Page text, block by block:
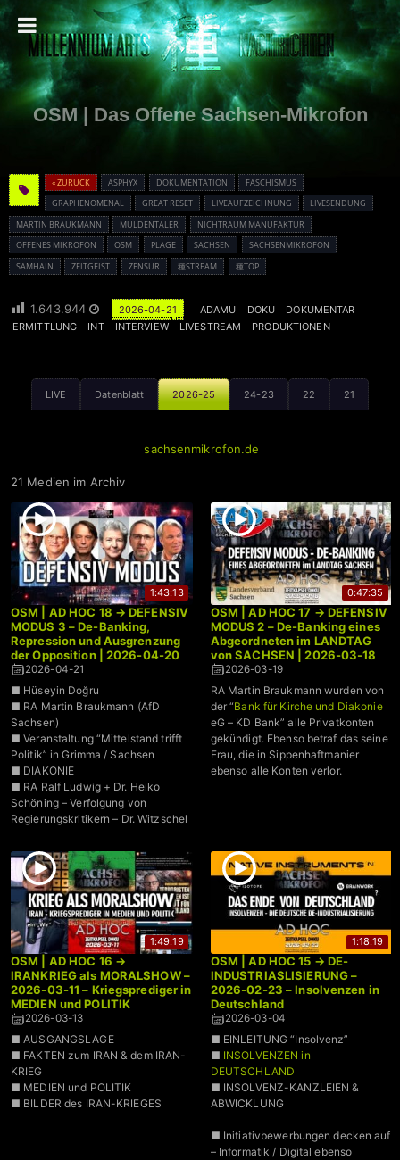
OSM | Das Offene Sachsen-Mikrofon
« ZURÜCK ASPHYX DOKUMENTATION
FASCHISMUS
GRAPHENOMENAL
GREAT RESET LIVEAUFZEICHNUNG
LIVESENDUNG
MARTIN BRAUKMANN
MULDENTALER
NICHTRAUM MANUFAKTUR
OFFENES MIKROFON
OSM PLAGE SACHSEN
SACHSENMIKROFON
SAMHAIN
ZEITGEIST ZENSUR 種STREAM 種TOP
1.643.944 2026-04-21 ADAMU DOKU
DOKUMENTAR
ERMITTLUNG
INT INTERVIEW LIVESTREAM PRODUKTIONEN
LIVE Datenblatt 2026-25 24-23 22 21
sachsenmikrofon.de
21 Medien im Archiv
1:43:13
OSM | AD HOC 18 → DEFENSIV
MODUS 3 – De-Banking,
Repression und Ausgrenzung
der Opposition | 2026-04-20
2026-04-21
■ Hüseyin Doğru
■ RA Martin Braukmann (AfD
Sachsen)
■ Veranstaltung “Mittelstand trifft
Politik” in Grimma / Sachsen
■ DIAKONIE
■ RA Ralf Ludwig + Dr. Heiko
Schöning – Verfolgung von
Regierungskritikern – Dr. Witzschel
0:47:35
OSM | AD HOC 17 → DEFENSIV
MODUS 2 – De-Banking eines
Abgeordneten im LANDTAG
von SACHSEN | 2026-03-18
2026-03-19
RA Martin Braukmann wurden von
der “Bank für Kirche und Diakonie
eG – KD Bank” alle Privatkonten
gekündigt. Ebenso betraf das seine
Frau, die in Sippenhaftmanier
ebenso alle Konten verlor.
1:49:19
OSM | AD HOC 16 →
IRANKRIEG als MORALSHOW –
2026-03-11 – Kriegsprediger in
MEDIEN und POLITIK
2026-03-13
■ AUSGANGSLAGE
■ FAKTEN zum IRAN & dem IRAN-
KRIEG
■ MEDIEN und POLITIK
■ BILDER des IRAN-KRIEGES
1:18:19
OSM | AD HOC 15 → DE-
INDUSTRIASLISIERUNG –
2026-02-23 – Insolvenzen in
Deutschland
2026-03-04
■ EINLEITUNG “Insolvenz”
■ INSOLVENZEN in
DEUTSCHLAND
■ INSOLVENZ-KANZLEIEN &
ABWICKLUNG
■ Initiativbewerbungen decken auf
– Informatik / Digital ebenso